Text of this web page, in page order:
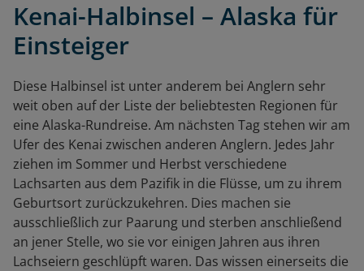
Kenai-Halbinsel – Alaska für
Einsteiger
Diese Halbinsel ist unter anderem bei Anglern sehr
weit oben auf der Liste der beliebtesten Regionen für
eine Alaska-Rundreise. Am nächsten Tag stehen wir am
Ufer des Kenai zwischen anderen Anglern. Jedes Jahr
ziehen im Sommer und Herbst verschiedene
Lachsarten aus dem Pazifik in die Flüsse, um zu ihrem
Geburtsort zurückzukehren. Dies machen sie
ausschließlich zur Paarung und sterben anschließend
an jener Stelle, wo sie vor einigen Jahren aus ihren
Lachseiern geschlüpft waren. Das wissen einerseits die